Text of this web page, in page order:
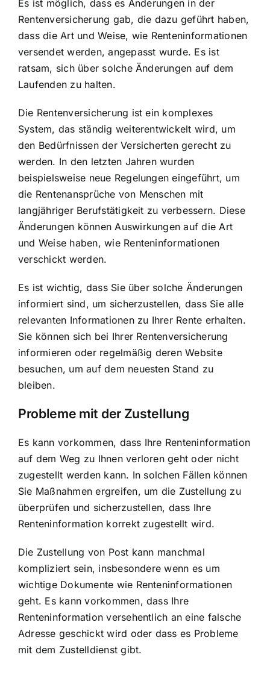
Es ist möglich, dass es Änderungen in der
Rentenversicherung gab, die dazu geführt haben,
dass die Art und Weise, wie Renteninformationen
versendet werden, angepasst wurde. Es ist
ratsam, sich über solche Änderungen auf dem
Laufenden zu halten.
Die Rentenversicherung ist ein komplexes
System, das ständig weiterentwickelt wird, um
den Bedürfnissen der Versicherten gerecht zu
werden. In den letzten Jahren wurden
beispielsweise neue Regelungen eingeführt, um
die Rentenansprüche von Menschen mit
langjähriger Berufstätigkeit zu verbessern. Diese
Änderungen können Auswirkungen auf die Art
und Weise haben, wie Renteninformationen
verschickt werden.
Es ist wichtig, dass Sie über solche Änderungen
informiert sind, um sicherzustellen, dass Sie alle
relevanten Informationen zu Ihrer Rente erhalten.
Sie können sich bei Ihrer Rentenversicherung
informieren oder regelmäßig deren Website
besuchen, um auf dem neuesten Stand zu
bleiben.
Probleme mit der Zustellung
Es kann vorkommen, dass Ihre Renteninformation
auf dem Weg zu Ihnen verloren geht oder nicht
zugestellt werden kann. In solchen Fällen können
Sie Maßnahmen ergreifen, um die Zustellung zu
überprüfen und sicherzustellen, dass Ihre
Renteninformation korrekt zugestellt wird.
Die Zustellung von Post kann manchmal
kompliziert sein, insbesondere wenn es um
wichtige Dokumente wie Renteninformationen
geht. Es kann vorkommen, dass Ihre
Renteninformation versehentlich an eine falsche
Adresse geschickt wird oder dass es Probleme
mit dem Zustelldienst gibt.